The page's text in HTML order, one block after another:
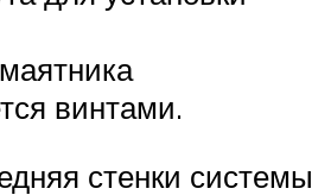
винтами.
стенки системы